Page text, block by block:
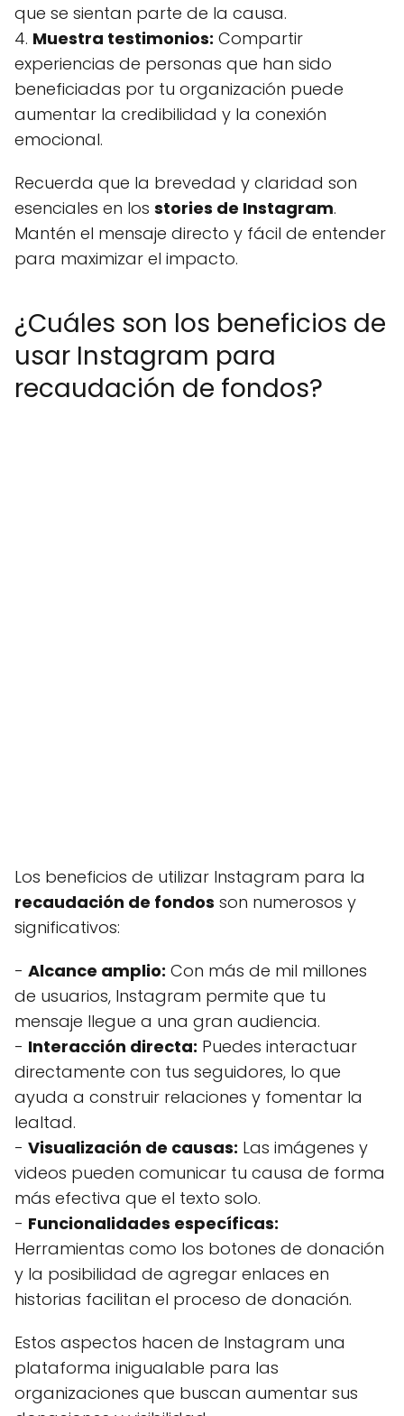
que se sientan parte de la causa.
4. Muestra testimonios: Compartir
experiencias de personas que han sido
beneficiadas por tu organización puede
aumentar la credibilidad y la conexión
emocional.
Recuerda que la brevedad y claridad son
esenciales en los stories de Instagram.
Mantén el mensaje directo y fácil de entender
para maximizar el impacto.
¿Cuáles son los beneficios de
usar Instagram para
recaudación de fondos?
Los beneficios de utilizar Instagram para la
recaudación de fondos son numerosos y
significativos:
- Alcance amplio: Con más de mil millones
de usuarios, Instagram permite que tu
mensaje llegue a una gran audiencia.
- Interacción directa: Puedes interactuar
directamente con tus seguidores, lo que
ayuda a construir relaciones y fomentar la
lealtad.
- Visualización de causas: Las imágenes y
videos pueden comunicar tu causa de forma
más efectiva que el texto solo.
- Funcionalidades específicas:
Herramientas como los botones de donación
y la posibilidad de agregar enlaces en
historias facilitan el proceso de donación.
Estos aspectos hacen de Instagram una
plataforma inigualable para las
organizaciones que buscan aumentar sus